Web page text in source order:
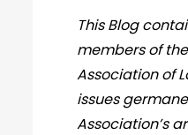
This Blog
members of
Association of
issues
Association’s